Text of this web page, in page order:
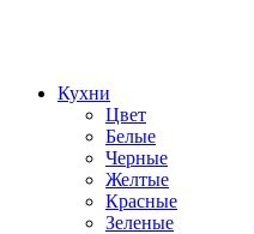
Кухни
Цвет
Белые
Черные
Желтые
Красные
Зеленые